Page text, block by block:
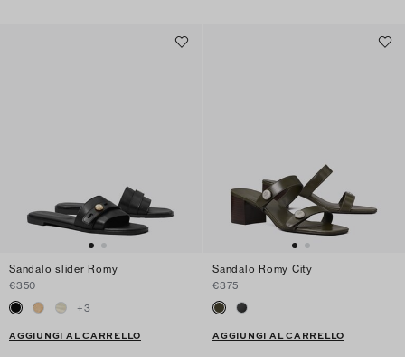
Sandalo slider Romy
€350
+3
AGGIUNGI AL CARRELLO
Sandalo Romy City
€375
AGGIUNGI AL CARRELLO